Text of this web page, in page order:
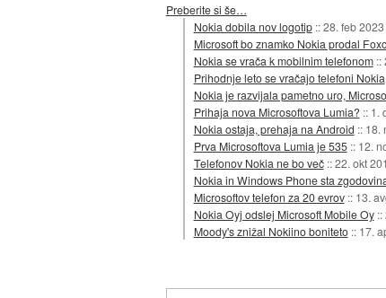
Preberite si še…
Nokia dobila nov logotip ::28. feb 2023
Microsoft bo znamko Nokia prodal
Nokia se vrača k mobilnim telefonom ::
Prihodnje leto se vračajo telefoni Nokia
Nokia je razvijala pametno uro,
Prihaja nova Microsoftova Lumia? :: 1.
Nokia ostaja, prehaja na Android :: 18.
Prva Microsoftova Lumia je 535 :: 12.
Telefonov Nokia ne bo več ::22. okt
Nokia in Windows Phone sta
Microsoftov telefon za 20 evrov :: 13.
Nokia Oyj odslej Microsoft Mobile Oy ::
Moody's znižal Nokiino boniteto :: 17.